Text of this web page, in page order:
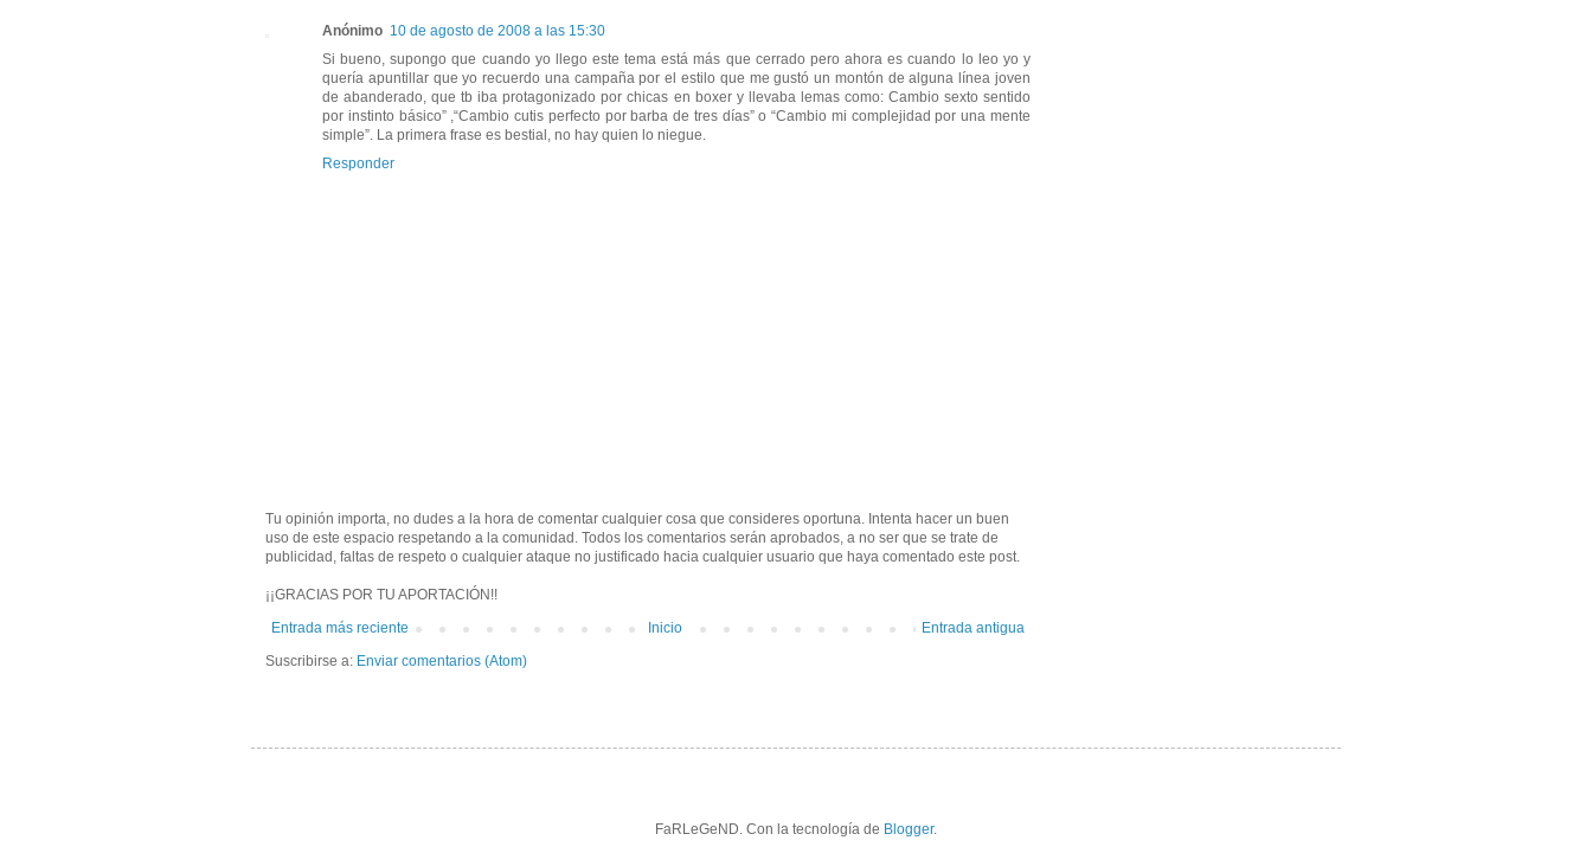
Anónimo 10 de agosto de 2008 a las 15:30
Si bueno, supongo que cuando yo llego este tema está más que cerrado pero ahora es cuando lo leo yo y
quería apuntillar que yo recuerdo una campaña por el estilo que me gustó un montón de alguna línea joven
de abanderado, que tb iba protagonizado por chicas en boxer y llevaba lemas como: Cambio sexto sentido
por instinto básico” ,“Cambio cutis perfecto por barba de tres días” o “Cambio mi complejidad por una mente
simple”. La primera frase es bestial, no hay quien lo niegue.
Responder
Tu opinión importa, no dudes a la hora de comentar cualquier cosa que consideres oportuna. Intenta hacer un buen
uso de este espacio respetando a la comunidad. Todos los comentarios serán aprobados, a no ser que se trate de
publicidad, faltas de respeto o cualquier ataque no justificado hacia cualquier usuario que haya comentado este post.
¡¡GRACIAS POR TU APORTACIÓN!!
Entrada más reciente
Entrada antigua
Inicio
Suscribirse a: Enviar comentarios (Atom)
FaRLeGeND. Con la tecnología de Blogger.